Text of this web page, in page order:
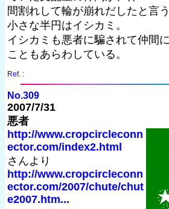
間割れして輪が崩れだしたと言う
小さな半円はイシカミ。
イシカミも悪者に騙されて仲間
こともあらわしている。
Ref. :
No.309
2007/7/31
悪者
http://www.cropcircleconn
ector.com/index2.html
さんより
http://www.cropcircleconn
ector.com/2007/chute/chut
e2007.htm...